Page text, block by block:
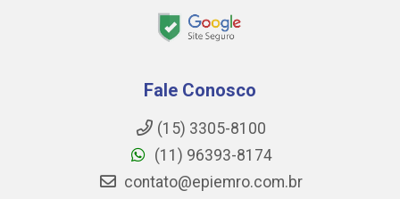
Fale Conosco
(15) 3305-8100
(11) 96393-8174
contato@epiemro.com.br